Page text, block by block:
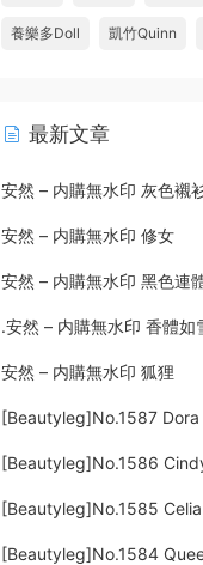
養樂多Doll 凱竹Quinn
最新文章
安然 – 内購無水印 灰色襯
安然 – 内購無水印 修女
安然 – 内購無水印 黑色連
.安然 – 内購無水印 香體如
安然 – 内購無水印 狐狸
[Beautyleg]No.1587 Dora
[Beautyleg]No.1586
[Beautyleg]No.1585 Celia
[Beautyleg]No.1584